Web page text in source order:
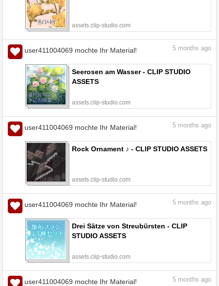
assets.clip-studio.com
user411004069 mochte Ihr Material! 5 months ago
Seerosen am Wasser - CLIP STUDIO
ASSETS
assets.clip-studio.com
user411004069 mochte Ihr Material! 5 months ago
Rock Ornament ♪ - CLIP STUDIO ASSETS
assets.clip-studio.com
user411004069 mochte Ihr Material! 5 months ago
Drei Sätze von Streubürsten - CLIP
STUDIO ASSETS
assets.clip-studio.com
user411004069 mochte Ihr Material! 5 months ago